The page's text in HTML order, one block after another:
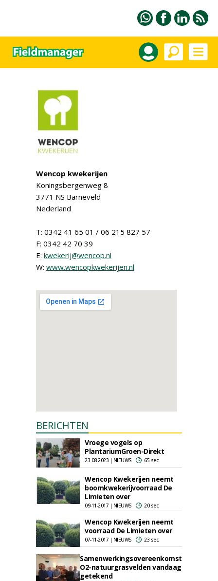
Wencop kwekerijen
Koningsbergenweg 8
3771 NS Barneveld
Nederland
T: 0342 41 65 01 / 06 215 827 57
F: 0342 42 70 39
E: kwekerij@wencop.nl
W: www.wencopkwekerijen.nl
BERICHTEN
Vroege vogels op
PlantariumGroen-Direkt
23-08-2023 | NIEUWS 65 sec
Wencop Kwekerijen neemt
boomkwekerijvoorraad De
Limieten over
09-11-2017 | NIEUWS 20 sec
Wencop Kwekerijen neemt
voorraad De Limieten over
07-11-2017 | NIEUWS 23 sec
Samenwerkingsovereenkomst
O2-natuurgrasvelden vandaag
getekend